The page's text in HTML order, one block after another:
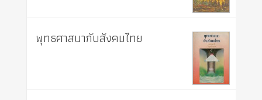
พุทธศาสนากับสังคมไทย